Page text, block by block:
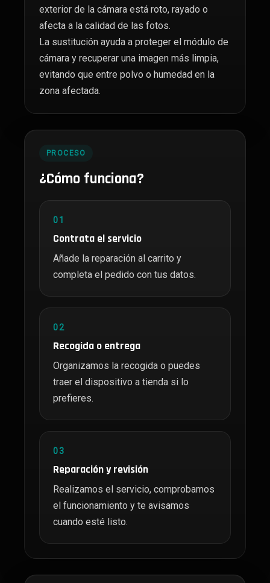
exterior de la cámara está roto, rayado o
afecta a la calidad de las fotos.
La sustitución ayuda a proteger el módulo de
cámara y recuperar una imagen más limpia,
evitando que entre polvo o humedad en la
zona afectada.
PROCESO
¿Cómo funciona?
01
Contrata el servicio
Añade la reparación al carrito y
completa el pedido con tus datos.
02
Recogida o entrega
Organizamos la recogida o puedes
traer el dispositivo a tienda si lo
prefieres.
03
Reparación y revisión
Realizamos el servicio, comprobamos
el funcionamiento y te avisamos
cuando esté listo.